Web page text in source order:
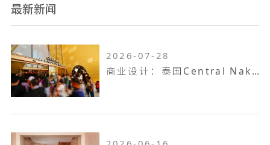
最新新闻
2026-07-28
商业设计：泰国Central Nakhon Pathom